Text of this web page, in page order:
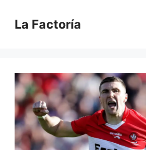
contenido
La Factoría